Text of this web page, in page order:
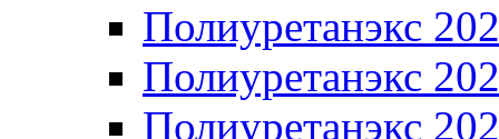
Полиуретанэкс
Полиуретанэкс
Полиуретанэкс